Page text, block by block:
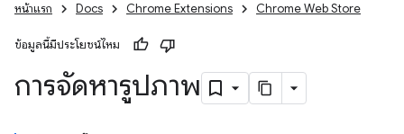
หน้าแรก Docs Chrome Extensions Chrome Web Store
ข้อมูลนี้มีประโยชน์ไหม
การจัดหารูปภาพ